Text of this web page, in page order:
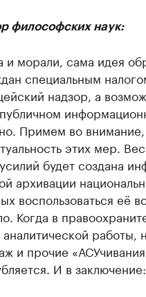
философских наук:
и морали, сама идея
специальным
надзор, а
Примем во
этих мер.
будет создана
архивации
воспользоваться её
Когда в
работы,
и прочие
И в